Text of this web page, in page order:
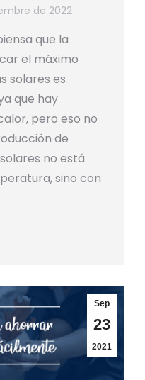
de 2022
que la
el máximo
solares es
que hay
pero eso no
de
no está
sino con
Sep
23
2021